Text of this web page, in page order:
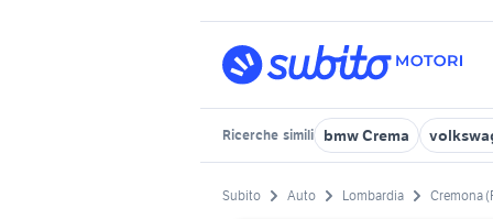
Ricerche simili bmw Crema
Subito Auto Lombardia Cremona